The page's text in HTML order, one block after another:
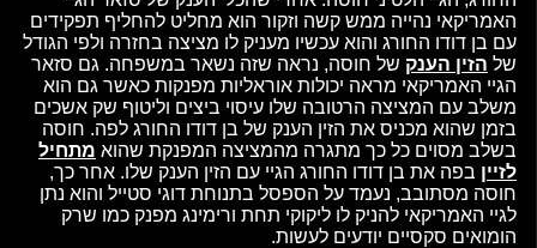
האמריקאי נהייה ממש קשה וזקור הוא מחליט להחליף תפקידים
עם בן דודו החורג והוא עכשיו מעניק לו מציצה בחזרה ולפי הגודל
של הזין הענק של חוסה, נראה שזה נשאר במשפחה. גם סזאר
הגיי האמריקאי מראה יכולות אוראליות מפנקות כאשר גם הוא
משלב עם המציצה הרטובה שלו עיסוי ביצים וליטוף שק אשכים
בזמן שהוא מכניס את הזין הענק של בן דודו החורג לפה. חוסה
בשלב מסוים כל כך מתגרה מהמציצה המפנקת שהוא מתחיל
לזיין בפה את בן דודו החורג הגיי עם הזין הענק שלו. אחר כך,
חוסה מסתובב, נעמד על הספסל בתנוחת דוגי סטייל והוא נתן
לגיי האמריקאי להניק לו ליקוקי תחת ורימינג מפנק כמו שרק
הומואים סקסיים יודעים לעשות.